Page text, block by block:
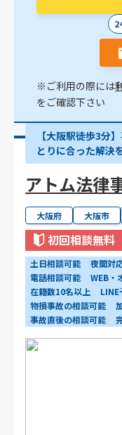
※ご利用の際には
をご確認下さい
【大阪駅徒歩3分
とりに合った解決
アトム法律
大阪府 大阪市
初回相談無料
土日相談可能 夜間対
電話相談可能
WEB・
在籍数10名以上
LINE
物損事故の相談可能
事故直後の相談可能